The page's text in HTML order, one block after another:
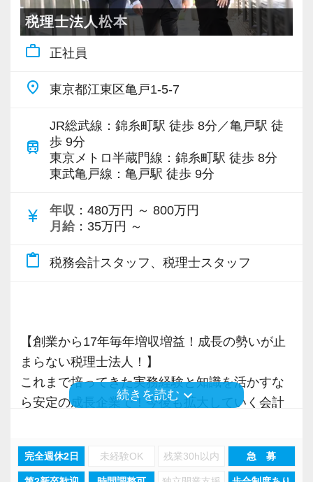
現在は、税理士を目指して勉強にも励んでいま
す。
オフィスに税理士がいるので、わからないこと
経験と知識をつけて、お客様から頼られる存
に頑張っています。
会社の良いところは“温かさ”があります。
ームで明るい会社です。
チームで動いているので、わからないことや困
ったことの相談先にも迷わず、何でもすぐに聞
ら、この仕事に向いていると思います。
お客様からの「ありがとう」が、最大のやりが
いになります！
多く心強いですよ。やる気のある方、ご応募お
当も充実。
税務能力検定等の資格検定に合格するともらえ
る「合格手当」、社員には入社3年（5万円）・5
す。
consulting.com/recruit/environment/benefits）
【成長のための5つのこだわりを大事にしていま
仕事をする上では5つのこだわり「クイックレス
ポンス・プラス思考・有言実行・他責禁止・気
配り」を掲げ、一人ひとりが実行しています。
【求職者へのメッセージ】
異業種からの転職者が多く、銀行員・営業・保
険外交員・経理・事務などユニークな職歴を持
と。
未経験のオフィスワークでも前向きに取り組み
【こんな方を求めています】
・情熱を持って仕事ができ、途中で諦めない人
・積極性と向上心を持ち合わせている人
【ITシステム完備で効率よく業務をこなせま
代表が作業環境にも気を配っており、デュアル
モニターを全席設置。
入力もAI-OCRを使用して、業務効率化とペーパ
ーレス化を進めています。kintoneや
せます。
ぜひ体験してください！
【明確なキャリアパスで成長をバックアップし
められる業務レベルや役割を明確にしていま
す。目標設定がしやすく、成長を実感しながら
頼される税務のプロを目指せます】
私達は「税務のプロフェッショナルとしてお客
様に寄り添う」ことが一つの使命です。
お客様から「こうしたい」という理想をいただ
きく力を発揮できる存在でありたいと考えてい
ます。ご紹介案件が7割を超えているのも、そう
いった私たちの姿勢がお客様から評価されてい
今後もお客様に満足していただけるようにスキ
ルの向上を目指し、税務のプロとして高い信頼
の道を私たちと一緒に歩んでみませんか？
【目指すは“大家族のような会社”明るく楽しく一
緒に働ける方を求めています】
実践型インターンは成⻑性を重視していて、や
りがいを持てることとステップアップできるこ
【対象業種100種以上！節税・融資・税務調査に
強い税理士法人です】
創業以来17年連続増収増益、顧問先数2500以
お客様に事務所までご来社いただく来所型サー
ビスで、中小企業の経営を幅広くサポートして
います。
専門Webサイトを10サイト以上運営しており、
各オフィスに国税OB税理士が在籍しているの
そのため、全拠点でスタッフの増員に力を入れ
ており、さらなるサービス品質の向上を目指し
ています。
取得しました。
税理士法人松本
work_outline 正社員
place 東京都江東区亀戸1-5-7
train
JR総武線：錦糸町駅 徒歩 8分／亀戸駅 徒
歩 9分
東京メトロ半蔵門線：錦糸町駅 徒歩 8分
東武亀戸線：亀戸駅 徒歩 9分
currency_yen 年収 ：480万円 ～ 800万円
月給 ：35万円 ～
content_paste 税務会計スタッフ、税理士スタッフ
【創業から17年毎年増収増益！成長の勢いが止
まらない税理士法人！】
これまで培ってきた実務経験と知識を活かすな
ら安定の成長企業で！今後も拡大していく会計
続きを読む keyboard_arrow_down
完全週休2日 未経験OK 残業30h以内 急 募